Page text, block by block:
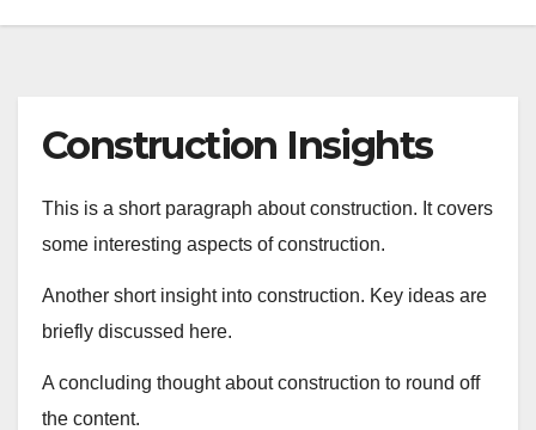
Construction Insights
This is a short paragraph about construction. It covers
some interesting aspects of construction.
Another short insight into construction. Key ideas are
briefly discussed here.
A concluding thought about construction to round off
the content.